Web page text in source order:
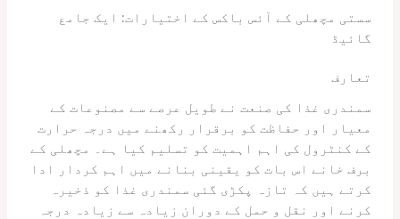
سستی مچھلی کے آئس باکس کے اختیارات: ایک جامع
گائیڈ
تعارف
سمندری غذا کی صنعت نے طویل عرصے سے مصنوعات کے
معیار اور حفاظت کو برقرار رکھنے میں درجہ حرارت
کے کنٹرول کی اہم اہمیت کو تسلیم کیا ہے۔ مچھلی کے
برف خانے اس بات کو یقینی بنانے میں اہم کردار ادا
کرتے ہیں کہ تازہ پکڑی گئی سمندری غذا کو ذخیرہ
کرنے اور نقل و حمل کے دوران زیادہ سے زیادہ درجہ